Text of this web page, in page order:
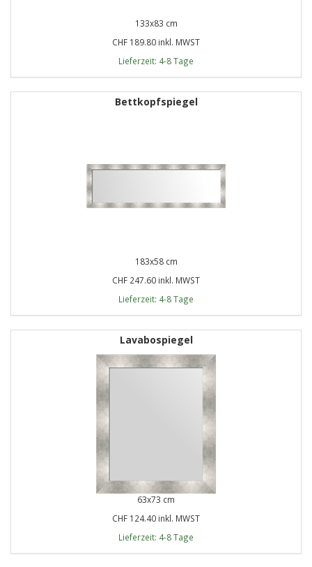
133x83 cm
CHF 189.80 inkl. MWST
Lieferzeit: 4-8 Tage
Bettkopfspiegel
183x58 cm
CHF 247.60 inkl. MWST
Lieferzeit: 4-8 Tage
Lavabospiegel
63x73 cm
CHF 124.40 inkl. MWST
Lieferzeit: 4-8 Tage